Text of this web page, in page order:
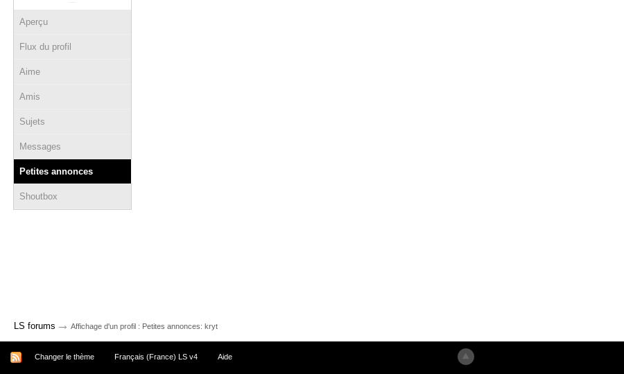
Aperçu
Flux du profil
Aime
Amis
Sujets
Messages
Petites annonces
Shoutbox
LS forums → Affichage d'un profil : Petites annonces: kryt
Changer le thème Français (France) LS v4 Aide